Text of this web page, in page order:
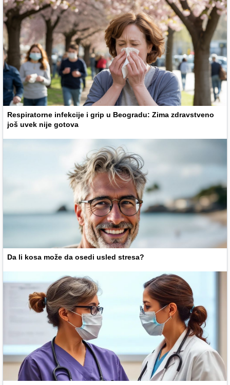
Respiratorne infekcije i grip u Beogradu: Zima zdravstveno
još uvek nije gotova
Da li kosa može da osedi usled stresa?